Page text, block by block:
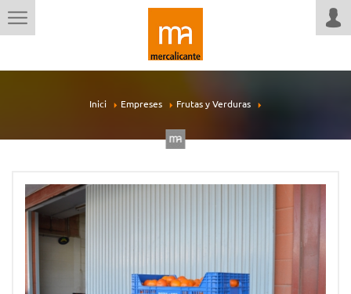
Inici Empreses Frutas y Verduras